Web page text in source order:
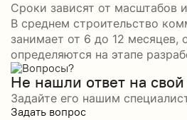
Сроки зависят от масштабов
В среднем строительство
занимает от 6 до 12 месяцев,
определяются на этапе
Не нашли ответ на свой
Задайте его нашим
Задать вопрос